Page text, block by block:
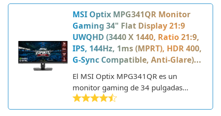
resolución 4K UHD (3840 x 2160
píxeles).
MSI Optix MPG341QR Monitor
Gaming 34" Flat Display 21:9
UWQHD (3440 X 1440, Ratio 21:9,
IPS, 144Hz, 1ms (MPRT), HDR 400,
G-Sync Compatible, Anti-Glare)...
El MSI Optix MPG341QR es un
monitor gaming de 34 pulgadas
diseñado y fabricado por MSI, una
conocida marca taiwanesa de